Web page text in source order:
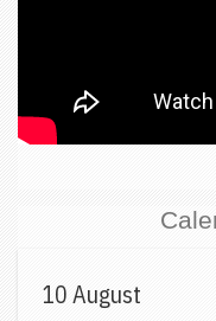
10 August